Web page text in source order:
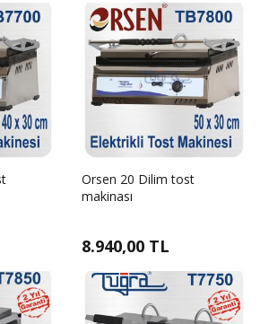
Orsen 20 Dilim tost
makinası
8.940,00 TL